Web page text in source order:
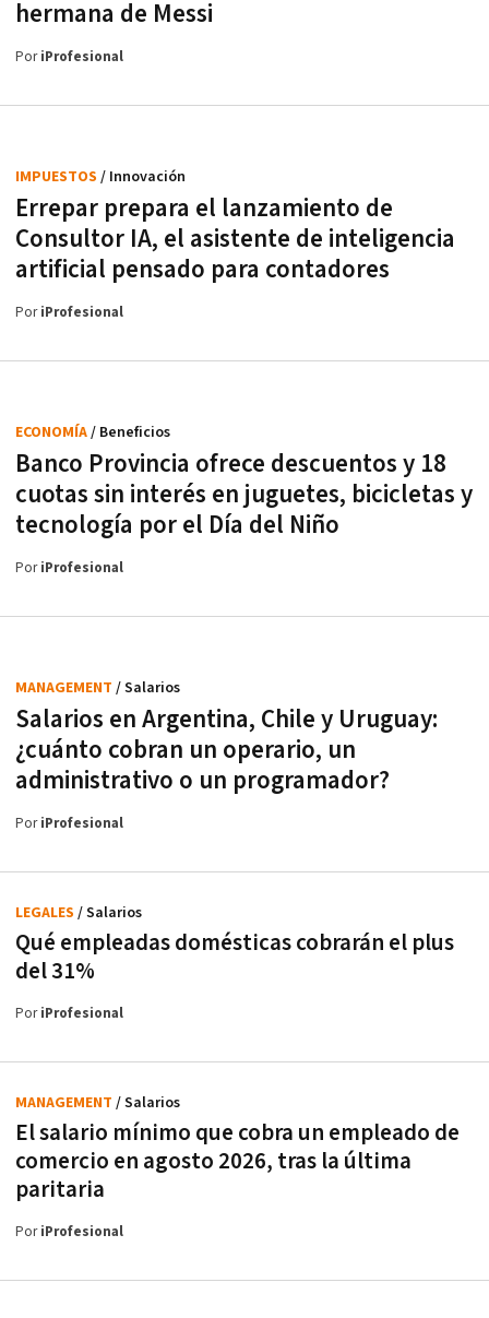
hermana de Messi
PoriProfesional
Errepar prepara el lanzamiento de
Consultor IA, el asistente de inteligencia
artificial pensado para contadores
IMPUESTOS / Innovación
PoriProfesional
Banco Provincia ofrece descuentos y 18
cuotas sin interés en juguetes, bicicletas y
tecnología por el Día del Niño
ECONOMÍA/ Beneficios
PoriProfesional
Salarios en Argentina, Chile y Uruguay:
¿cuánto cobran un operario, un
administrativo o un programador?
MANAGEMENT / Salarios
PoriProfesional
Qué empleadas domésticas cobrarán el plus
del 31%
LEGALES / Salarios
PoriProfesional
El salario mínimo que cobra un empleado de
comercio en agosto 2026, tras la última
paritaria
MANAGEMENT / Salarios
PoriProfesional